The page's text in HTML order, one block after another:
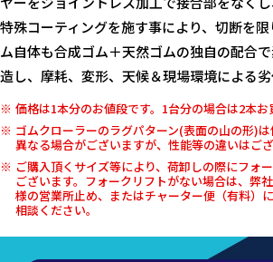
特殊コーティングを施す事により、切断を
ム自体も合成ゴム＋天然ゴムの独自の配合
造し、摩耗、変形、天候＆現場環境による劣
価格は1本分のお値段です。1台分の場合は2本お
ゴムクローラーのラグパターン(表面の山の形)
異なる場合がございますが、性能等の違いはござ
ご購入頂くサイズ等により、荷卸しの際にフォ
ございます。フォークリフトがない場合は、弊
様の営業所止め、またはチャーター便（有料）
相談ください。